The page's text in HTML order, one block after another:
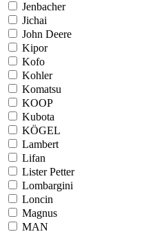
Jenbacher
Jichai
John Deere
Kipor
Kofo
Kohler
Komatsu
KOOP
Kubota
KÖGEL
Lambert
Lifan
Lister Petter
Lombargini
Loncin
Magnus
MAN